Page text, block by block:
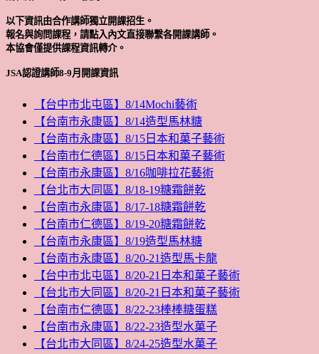
以下資訊由合作講師獨立開課招生。
報名與詢問課程，請點入內文直接聯繫各開課講師。
本協會僅提供課程資訊轉介。
JSA認證講師8-9月開課資訊
【台中市北屯區】8/14Mochi藝術
【台南市永康區】8/14造型馬林糖
【台南市永康區】8/15日本和菓子藝術
【台南市仁德區】8/15日本和菓子藝術
【台南市永康區】8/16咖啡拉花藝術
【台北市大同區】8/18-19糖霜餅乾
【台南市永康區】8/17-18糖霜餅乾
【台南市仁德區】8/19-20糖霜餅乾
【台南市永康區】8/19造型馬林糖
【台南市永康區】8/20-21造型馬卡龍
【台中市北屯區】8/20-21日本和菓子藝術
【台北市大同區】8/20-21日本和菓子藝術
【台南市仁德區】8/22-23棒棒糖蛋糕
【台南市永康區】8/22-23造型水菓子
【台北市大同區】8/24-25造型水菓子